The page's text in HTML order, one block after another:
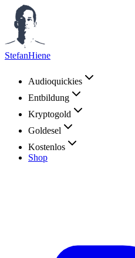
StefanHiene
Audioquickies
Entbildung
Kryptogold
Goldesel
Kostenlos
Shop